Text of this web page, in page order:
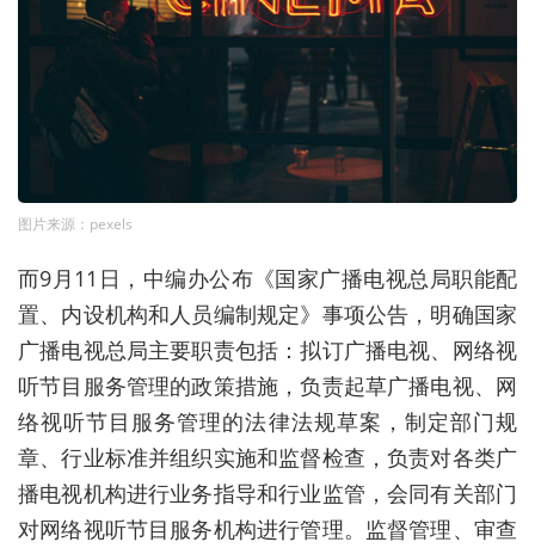
图片来源：pexels
而9月11日，中编办公布《国家广播电视总局职能配
置、内设机构和人员编制规定》事项公告，明确国家
广播电视总局主要职责包括：拟订广播电视、网络视
听节目服务管理的政策措施，负责起草广播电视、网
络视听节目服务管理的法律法规草案，制定部门规
章、行业标准并组织实施和监督检查，负责对各类广
播电视机构进行业务指导和行业监管，会同有关部门
对网络视听节目服务机构进行管理。监督管理、审查